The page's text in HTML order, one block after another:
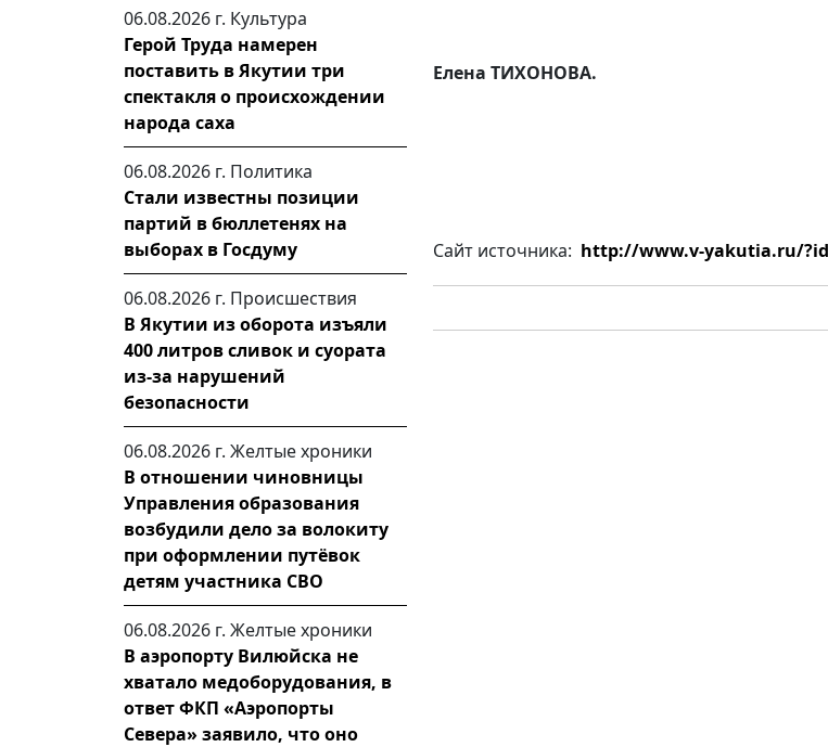
06.08.2026 г. Культура
Герой Труда намерен
поставить в Якутии три
спектакля о происхождении
народа саха
06.08.2026 г. Политика
Стали известны позиции
партий в бюллетенях на
выборах в Госдуму
06.08.2026 г. Происшествия
В Якутии из оборота изъяли
400 литров сливок и суората
из-за нарушений
безопасности
06.08.2026 г. Желтые хроники
В отношении чиновницы
Управления образования
возбудили дело за волокиту
при оформлении путёвок
детям участника СВО
06.08.2026 г. Желтые хроники
В аэропорту Вилюйска не
хватало медоборудования, в
ответ ФКП «Аэропорты
Севера» заявило, что оно
Елена ТИХОНОВА.
Сайт источника: http://www.v-yakutia.ru/